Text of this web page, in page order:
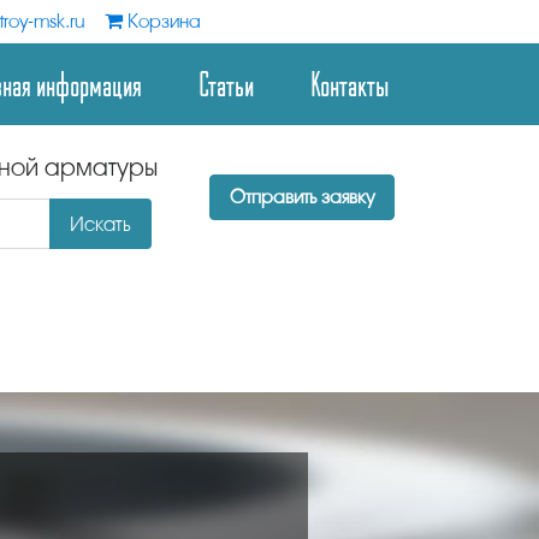
msk.ru Корзина
информация Статьи Контакты
арматуры
Искать
Отправить заявку